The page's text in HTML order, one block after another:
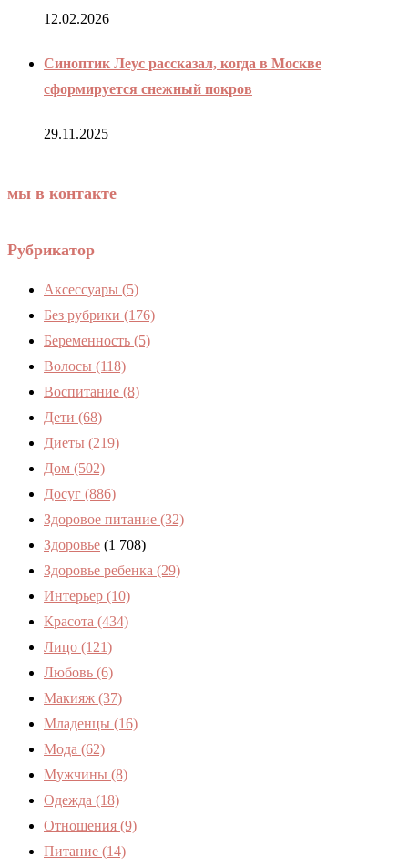
12.02.2026
Синоптик Леус рассказал, когда в Москве
сформируется снежный покров
29.11.2025
мы в контакте
Рубрикатор
Аксессуары (5)
Без рубрики (176)
Беременность (5)
Волосы (118)
Воспитание (8)
Дети (68)
Диеты (219)
Дом (502)
Досуг (886)
Здоровое питание (32)
Здоровье (1 708)
Здоровье ребенка (29)
Интерьер (10)
Красота (434)
Лицо (121)
Любовь (6)
Макияж (37)
Младенцы (16)
Мода (62)
Мужчины (8)
Одежда (18)
Отношения (9)
Питание (14)